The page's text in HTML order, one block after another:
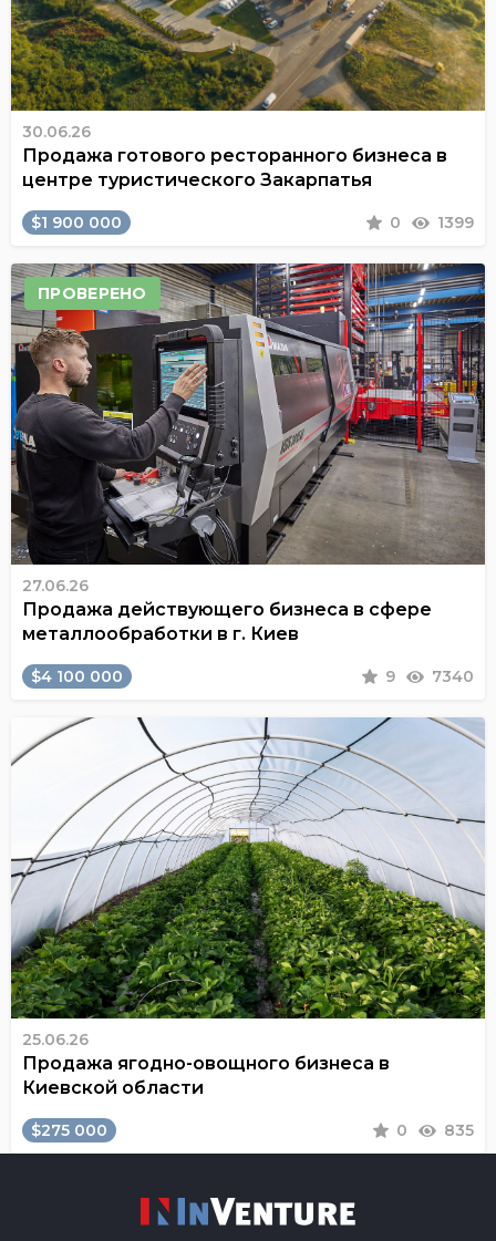
30.06.26
Продажа готового ресторанного бизнеса в
центре туристического Закарпатья
$1 900 000 0 1399
ПРОВЕРЕНО
27.06.26
Продажа действующего бизнеса в сфере
металлообработки в г. Киев
$4 100 000 9 7340
25.06.26
Продажа ягодно-овощного бизнеса в
Киевской области
$275 000 0 835